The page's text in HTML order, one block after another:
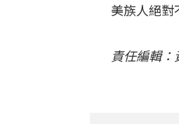
美族人絕對
責任編輯：